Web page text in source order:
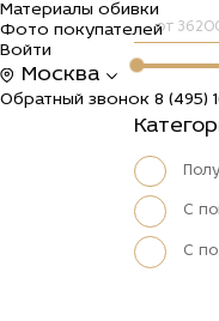
Материалы обивки
Фото покупателей
Войти
Москва
Обратный звонок 8 (495)
от
С
С